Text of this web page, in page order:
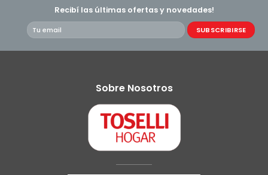
Recibí las últimas ofertas y novedades!
Sobre Nosotros